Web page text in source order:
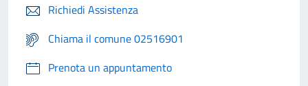
Richiedi Assistenza
Chiama il comune 02516901
Prenota un appuntamento